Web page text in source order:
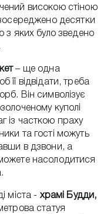
високою стіною
десятки
з яких було зведено
– ще одна
її відвідати, треба
Він символізує
куполі
із часткою праху
та гості можуть
в дзвони, а
насолодитися
міста - храмі Будди,
статуя